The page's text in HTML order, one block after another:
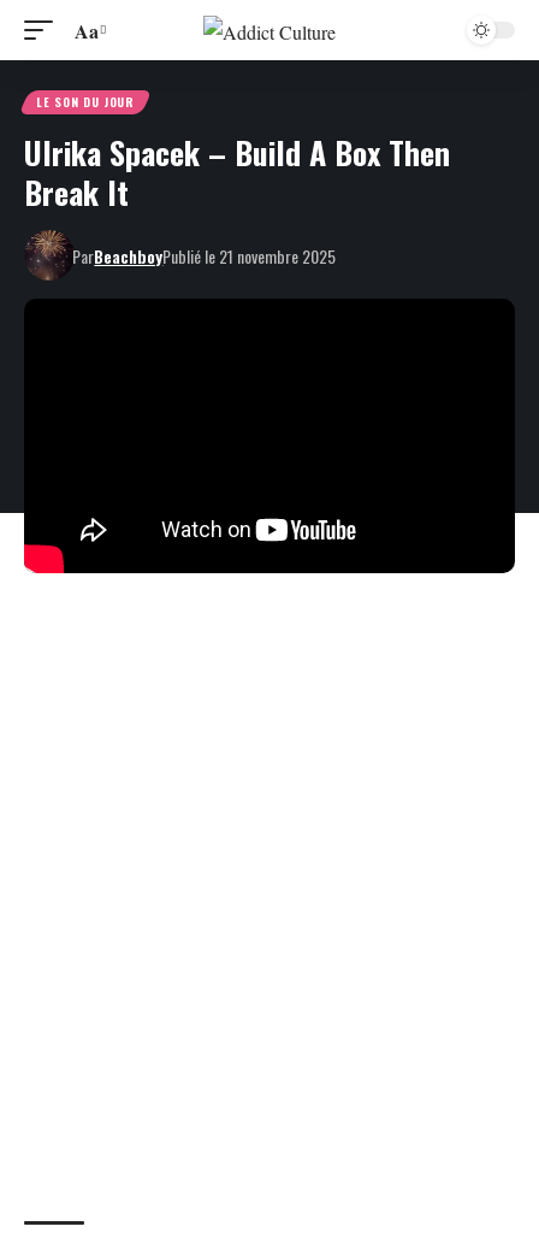
Aa
LE SON DU JOUR
Ulrika Spacek – Build A Box Then
Break It
ParBeachboyPublié le 21 novembre 2025